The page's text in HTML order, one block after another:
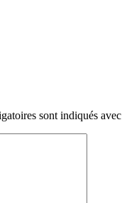
sont indiqués avec